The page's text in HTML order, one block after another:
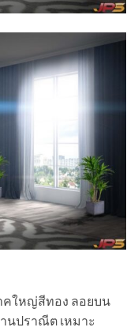
คใหญ่สีทอง ลอยบน
นปราณีต เหมาะ